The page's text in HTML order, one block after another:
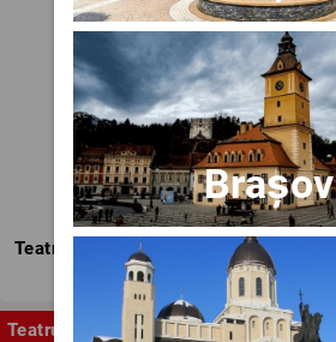
Teatrul Nottara
Teatru
Brașov